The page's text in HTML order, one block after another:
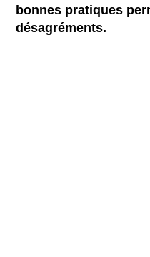
bonnes pratiques
désagréments.